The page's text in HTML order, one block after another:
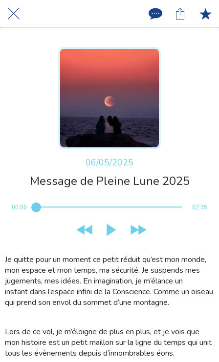
06/05/2025
Message de Pleine Lune 2025
00:00 02:35
Je quitte pour un moment ce petit réduit qu’est mon monde,
mon espace et mon temps, ma sécurité. Je suspends mes
jugements, mes idées. En imagination, je m’élance un
instant dans l’espace infini de la Conscience. Comme un oiseau
qui prend son envol du sommet d’une montagne.
Lors de ce vol, je m’éloigne de plus en plus, et je vois que
mon histoire est un petit maillon sur la ligne du temps qui unit
tous les évènements depuis d’innombrables éons.